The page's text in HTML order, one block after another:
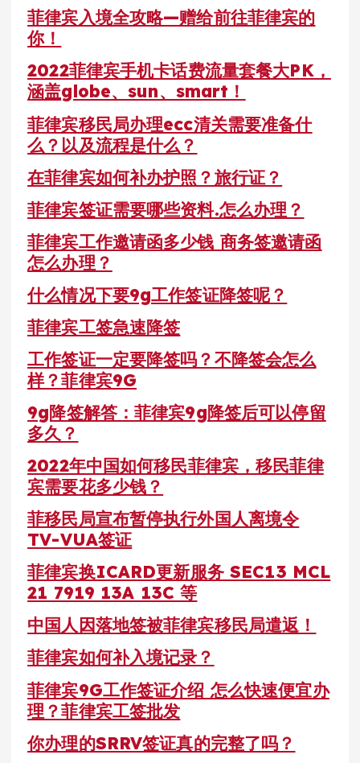
菲律宾入境全攻略—赠给前往菲律宾的
你！
2022菲律宾手机卡话费流量套餐大PK，
涵盖globe、sun、smart！
菲律宾移民局办理ecc清关需要准备什
么？以及流程是什么？
在菲律宾如何补办护照？旅行证？
菲律宾签证需要哪些资料.怎么办理？
菲律宾工作邀请函多少钱 商务签邀请函
怎么办理？
什么情况下要9g工作签证降签呢？
菲律宾工签急速降签
工作签证一定要降签吗？不降签会怎么
样？菲律宾9G
9g降签解答：菲律宾9g降签后可以停留
多久？
2022年中国如何移民菲律宾，移民菲律
宾需要花多少钱？
菲移民局宣布暂停执行外国人离境令
TV-VUA签证
菲律宾换ICARD更新服务 SEC13 MCL
21 7919 13A 13C 等
中国人因落地签被菲律宾移民局遣返！
菲律宾如何补入境记录？
菲律宾9G工作签证介绍 怎么快速便宜办
理？菲律宾工签批发
你办理的SRRV签证真的完整了吗？